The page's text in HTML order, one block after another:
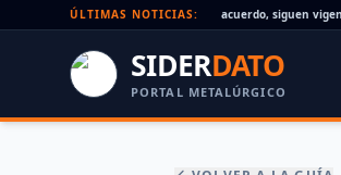
ÚLTIMAS NOTICIAS:
Paritaria UOM agosto 2026: sin acuerdo, siguen
SIDERDATO
PORTAL METALÚRGICO